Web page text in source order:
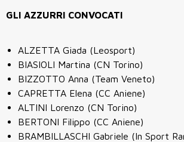
GLI AZZURRI CONVOCATI
ALZETTA Giada (Leosport)
BIASIOLI Martina (CN Torino)
BIZZOTTO Anna (Team Veneto)
CAPRETTA Elena (CC Aniene)
ALTINI Lorenzo (CN Torino)
BERTONI Filippo (CC Aniene)
BRAMBILLASCHI Gabriele (In Sport